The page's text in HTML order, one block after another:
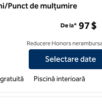
Punct de mulțumire
Home2 Suites by Hilton
De la* 97 $
Reducere Honors
Selectare date
Piscină interioară